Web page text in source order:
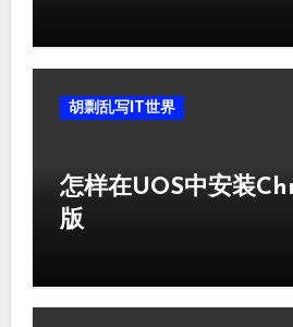
胡剽乱写IT世界
怎样在UOS中安装
版